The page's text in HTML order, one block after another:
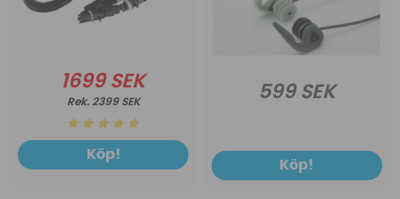
1699 SEK
2399 SEK
Köp!
599 SEK
Köp!